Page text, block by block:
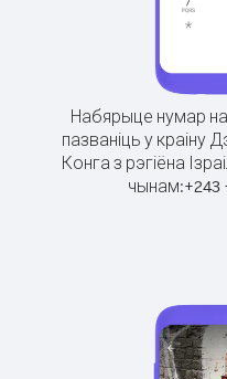
Набярыце нумар
пазваніць у краіну
Конга з рэгіёна
чынам:+243